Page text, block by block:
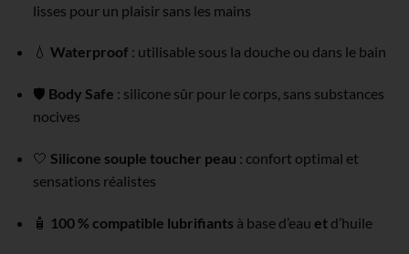
lisses pour un plaisir sans les mains
💧 Waterproof : utilisable sous la douche ou dans le bain
🛡️ Body Safe : silicone sûr pour le corps, sans substances
nocives
🤍 Silicone souple toucher peau : confort optimal et
sensations réalistes
🧴 100 % compatible lubrifiants à base d’eau etd’huile